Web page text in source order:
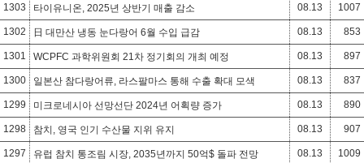
1303 타이유니온, 2025년 상반기 매출 감소 08.13 1007
1302 日 대만산 냉동 눈다랑어 6월 수입 급감 08.13 853
1301 WCPFC 과학위원회 21차 정기회의 개최 예정 08.13 897
1300 일본산 참다랑어류, 라스팔마스 통해 수출 확대 모색 08.13 837
1299 미크로네시아 선망선단 2024년 어획량 증가 08.13 890
1298 참치, 영국 인기 수산물 지위 유지 08.13 907
1297 유럽 참치 통조림 시장, 2035년까지 50억$ 돌파 전망 08.13 1009